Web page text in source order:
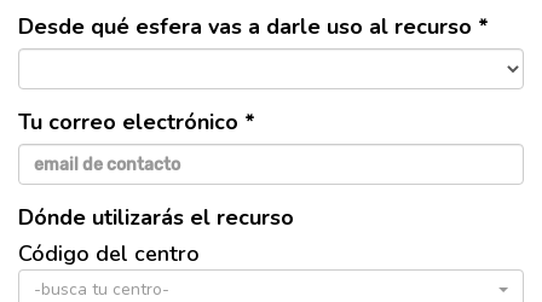
Desde qué esfera vas a darle uso al recurso *
Tu correo electrónico *
Dónde utilizarás el recurso
Código del centro
-busca tu centro-